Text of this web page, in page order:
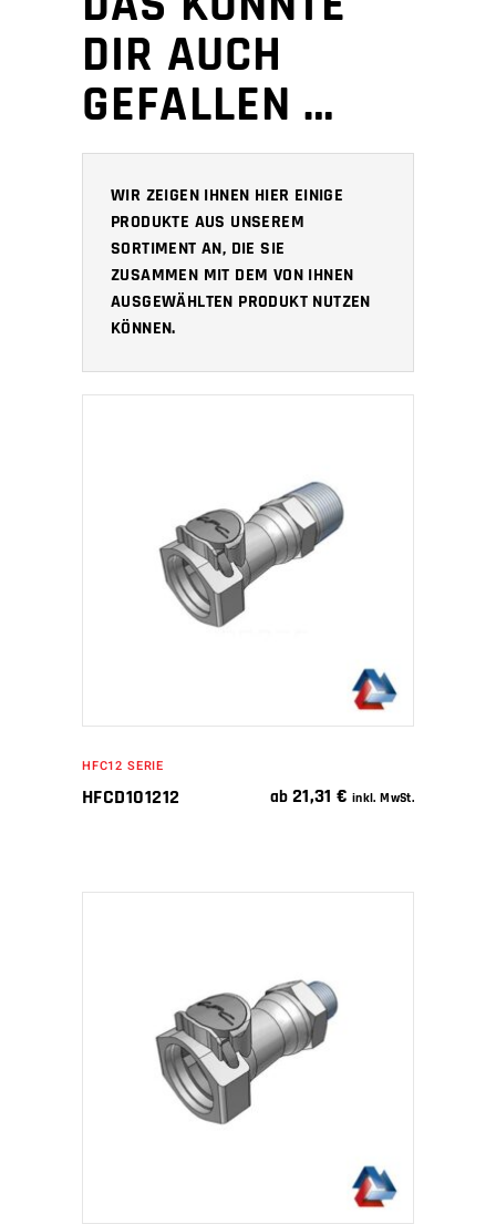
DIR AUCH
GEFALLEN …
WIR ZEIGEN IHNEN HIER EINIGE
PRODUKTE AUS UNSEREM
SORTIMENT AN, DIE SIE
ZUSAMMEN MIT DEM VON IHNEN
AUSGEWÄHLTEN PRODUKT NUTZEN
KÖNNEN.
IN DEN WARENKORB
HFC12 SERIE
HFCD101212 ab 21,31€ inkl. MwSt.
IN DEN WARENKORB